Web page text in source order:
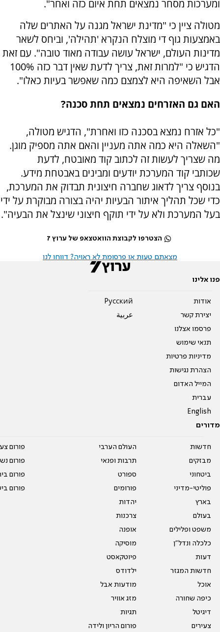
ומערכות מסחר נמצאים תחת איום כזה ואחר".
מטולה ציין כי "מדינת ישראל מגנה על האתרים שלה
באמצעות גוף די מוצלח הנקרא 'תהילה', וביחס לשאר
מדינות העולם, ישראל עושה עבודה מאוד טובה". עם זאת
הדגיש כי "למרות זאת, צריך לדעת שאין דבר כזה 100%
אבל השאיפה היא לצמצם כמה שאפשר בעיות כאלו".
האם גם האזרחים נמצאים תחת סכנה?
"כל אזרח נמצא בסכנה כזו ואחרת", הדגיש מטולה,
"השאלה היא כמה אתה מעניין והאם אתה מספיק מוגן.
מה שצריך לעשות זה לכתוב קוד מאובטח, לדעת
שכותבי קוד המערכת יודעים ומבינים באבטחת מידע.
בנוסף צריך לדאוג שחברה חיצונית תבדוק את המערכת,
כדי שכל תהליך איתור הבעיות יהיה בצורה מבוקרת על ידי
בעל המערכת ולא על ידי תוקף חיצוני שינצל את הבעיה".
הצטרפו לקבוצת הוואטצאפ של ערוץ 7
מצאתם טעות או פרסומת לא ראויה? דווחו לנו
פנו אלינו
אודות
יצירת קשר
פרסמו אצלנו
תנאי שימוש
מדיניות פרטיות
הצהרת נגישות
המייל האדום
עברית
English
Pусский
عربية
מדורים
חדשות
מבזקים
ביטחוני
פוליטי-מדיני
בארץ
בעולם
משפט ופלילים
כלכלה ונדל"ן
דעות
חדשות המגזר
אוכל
כיפה שחורה
דיגיטל
צעירים
העולם הערבי
תרבות ופנאי
ספורט
פורומים
יהדות
צרכנות
אופנה
מוסיקה
פיוטקאסט
ילדודס
מודעות אבל
מזג אוויר
תגיות
פורום הריון ולידה
פורום
פורום
פורום
פורום